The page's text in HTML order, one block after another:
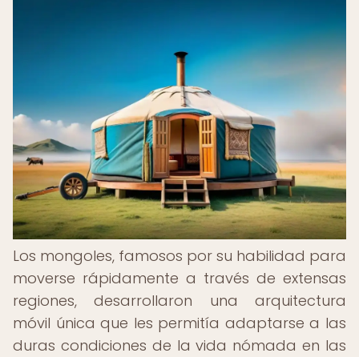
Los mongoles, famosos por su habilidad para
moverse rápidamente a través de extensas
regiones, desarrollaron una arquitectura
móvil única que les permitía adaptarse a las
duras condiciones de la vida nómada en las